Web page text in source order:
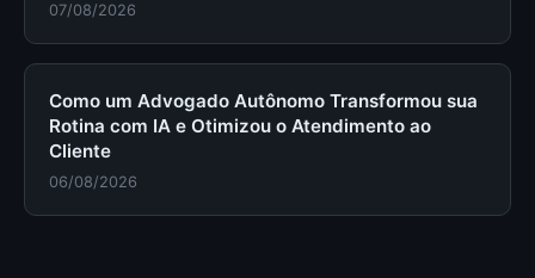
07/08/2026
Como um Advogado Autônomo Transformou sua
Rotina com IA e Otimizou o Atendimento ao
Cliente
06/08/2026